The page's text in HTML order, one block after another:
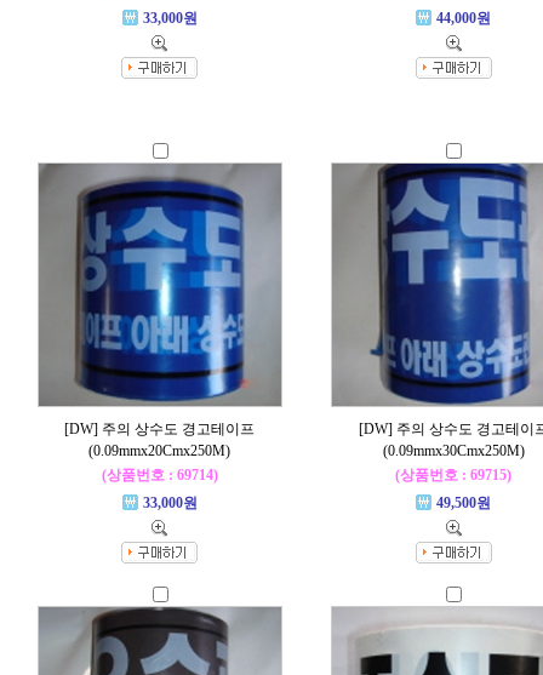
33,000원
44,000원
[DW] 주의 상수도 경고테이프
(0.09mmx20Cmx250M)
(상품번호 : 69714)
33,000원
[DW] 주의 상수도 경고테이
(0.09mmx30Cmx250M)
(상품번호 : 69715)
49,500원